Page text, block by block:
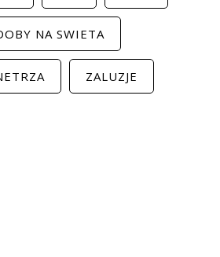
NA SWIETA
ZALUZJE